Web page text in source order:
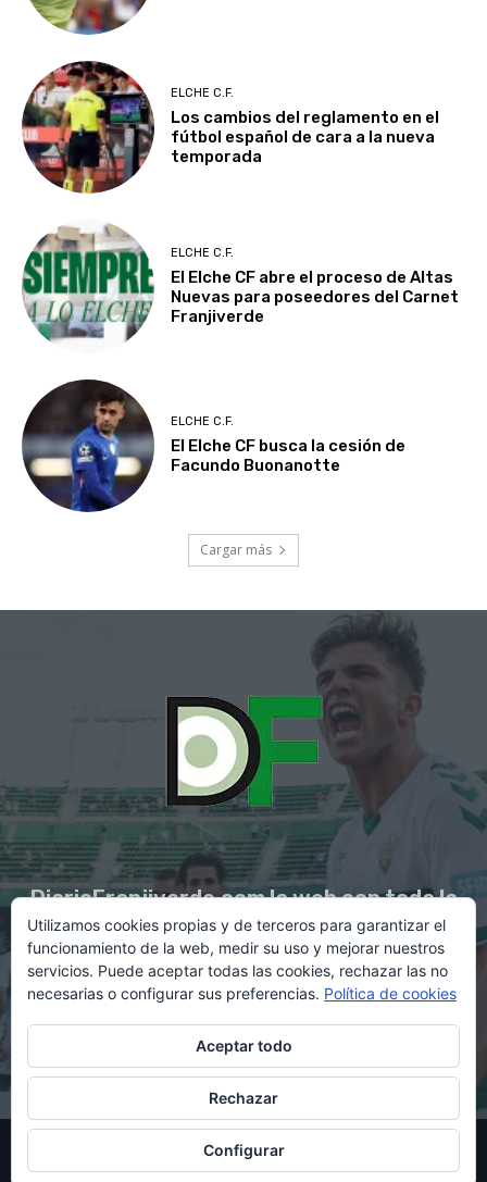
ELCHE C.F.
Los cambios del reglamento en el
fútbol español de cara a la nueva
temporada
ELCHE C.F.
El Elche CF abre el proceso de Altas
Nuevas para poseedores del Carnet
Franjiverde
ELCHE C.F.
El Elche CF busca la cesión de
Facundo Buonanotte
Cargar más
DiarioFranjiverde.com la web con toda la
información del Elche C.F.
Contacto en:diario@franjiverde.com
© Copyright 2021 - Gestión y diseño por Rubén Maestre
Política de cookies Política de privacidad
Utilizamos cookies propias y de terceros para garantizar el
funcionamiento de la web, medir su uso y mejorar nuestros
servicios. Puede aceptar todas las cookies, rechazar las no
necesarias o configurar sus preferencias. Política de cookies
Aceptar todo
Rechazar
Configurar